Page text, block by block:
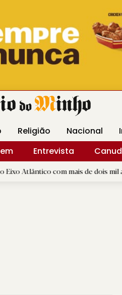
DM Livraria DM
Religião Nacional
Entrevista
com mais de dois mil atletas |